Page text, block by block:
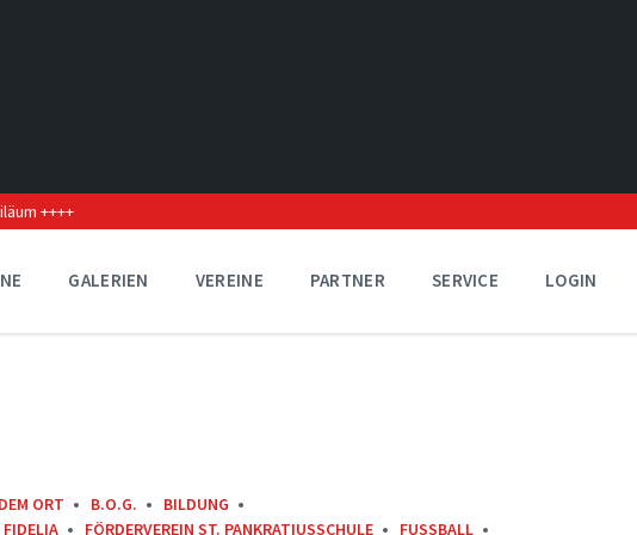
++++
GALERIEN VEREINE PARTNER SERVICE LOGIN
ORT B.O.G.
BILDUNG
FIDELIA FÖRDERVEREIN ST. PANKRATIUSSCHULE
FUSSBALL